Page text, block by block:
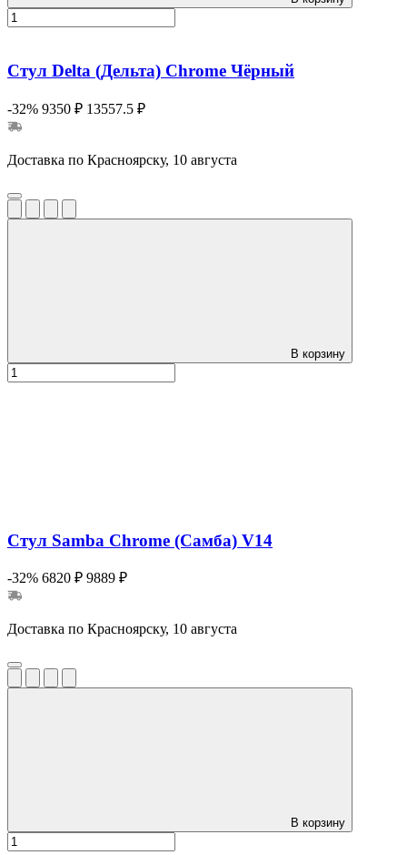
Стул Delta (Дельта) Chrome Чёрный
-32% 9350 ₽ 13557.5 ₽
Доставка по Красноярску, 10 августа
В корзину
Стул Samba Chrome (Самба) V14
-32% 6820 ₽ 9889 ₽
Доставка по Красноярску, 10 августа
В корзину